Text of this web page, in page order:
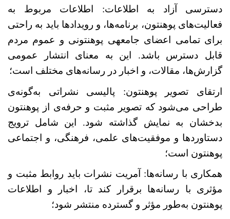
دسترسی آزاد به اطلاعات: اطلاعات مربوط به
فعالیت‌های پوهنتون، برنامه‌ها، و رویدادها باید به راحتی
برای تمامی اعضای جامعه‏ی پوهنتونی و عموم مردم
قابل دسترس باشد. این به معنای انتشار عمومی
گزارش‌ها، مقالات، و اخبار در رسانه‌های مختلف است؛
ارتقای تصویر پوهنتون: پالیسی نشراتی به‌گونهی
طراحی می‌شود که تصویر مثبت و حرفه‌ی از پوهنتون
بدخشان به نمایش گذاشته شود. این شامل ترویج
دستاوردها و موفقیت‌های علمی، فرهنگی، و اجتماعی
پوهنتون است؛
همکاری با رسانه‌ها: آمریت نشرات باید روابط مثبت و
مؤثری با رسانه‌ها برقرار کند تا، اخبار و اطلاعات
پوهنتون به‌طور مؤثر و گسترده منتشر شود؛